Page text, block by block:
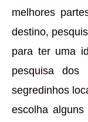
melhores
destino,
para ter uma
pesquisa dos
segredinhos
escolha